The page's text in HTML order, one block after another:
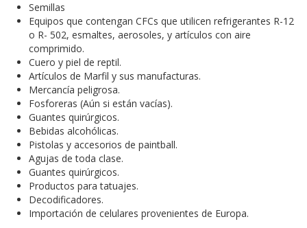
Semillas
Equipos que contengan CFCs que utilicen refrigerantes R-12
o R- 502, esmaltes, aerosoles, y artículos con aire
comprimido.
Cuero y piel de reptil.
Artículos de Marfil y sus manufacturas.
Mercancía peligrosa.
Fosforeras (Aún si están vacías).
Guantes quirúrgicos.
Bebidas alcohólicas.
Pistolas y accesorios de paintball.
Agujas de toda clase.
Guantes quirúrgicos.
Productos para tatuajes.
Decodificadores.
Importación de celulares provenientes de Europa.